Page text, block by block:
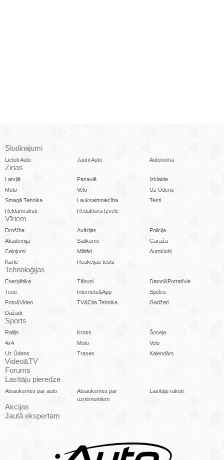
Sludinājumi
Lietoti Auto Jauni Auto Autonoma
Ziņas
Latvijā Pasaulē
Izklaide
Moto
Velo
Uz Ūdens
Smagā Tehnika
Lauksaimniecība
Testi
Reklāmraksti
Redaktora Izvēle
Vīriem
Drošība Avārijas
Policija
Akadēmija
Satiksme
Garāžā
Ceļojumi
Militāri
Autoklubi
Karte
Reakcijas tests
Tehnoloģijas
Enerģētika Tālruņi
Datori&Portatīvie
Testi
Internets&App
Spēles
Foto&Video
TV&Cita Tehnika
Gadžeti
Dažādi
Sports
Rallijs Kross
Šoseja
4x4
Moto
Velo
Uz Ūdens
Trases Kalendārs
Video&TV
Forums
Lasītāju pieredze
Atsauksmes par auto
Atsauksmes par
uzņēmumiem
Lasītāju raksti
Akcijas
Jautā ekspertam